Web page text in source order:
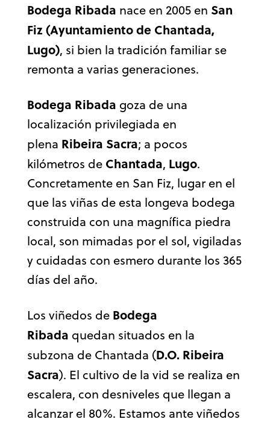
Bodega Ribada nace en 2005 en San
Fiz (Ayuntamiento de Chantada,
Lugo), si bien la tradición familiar se
remonta a varias generaciones.
Bodega Ribada goza de una
localización privilegiada en
plena Ribeira Sacra; a pocos
kilómetros de Chantada, Lugo.
Concretamente en San Fiz, lugar en el
que las viñas de esta longeva bodega
construida con una magnífica piedra
local, son mimadas por el sol, vigiladas
y cuidadas con esmero durante los 365
días del año.
Los viñedos de Bodega
Ribada quedan situados en la
subzona de Chantada (D.O. Ribeira
Sacra). El cultivo de la vid se realiza en
escalera, con desniveles que llegan a
alcanzar el 80%. Estamos ante viñedos